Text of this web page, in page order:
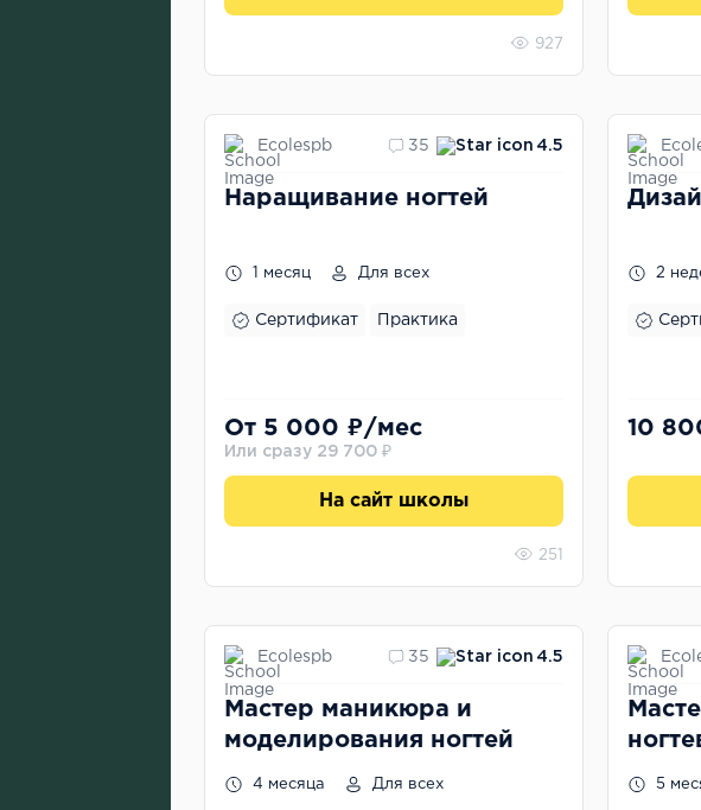
927
Ecolespb 35 4.5
Наращивание ногтей
1 месяц Для всех
Сертификат Практика
От 5 000 ₽/мес
Или сразу 29 700 ₽
На сайт школы
251
2
10
Ecolespb 35 4.5
Мастер маникюра и
моделирования ногтей
4 месяца Для всех 5